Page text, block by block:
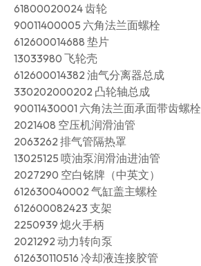
61800020024 齿轮
90011400005 六角法兰面螺栓
612600014688 垫片
13033980 飞轮壳
612600014382 油气分离器总成
330202000202 凸轮轴总成
90011430001 六角法兰面承面带齿螺栓
2021408 空压机润滑油管
2063262 排气管隔热罩
13025125 喷油泵润滑油进油管
2027290 空白铭牌（中英文）
612630040002 气缸盖主螺栓
612600082423 支架
2250939 熄火手柄
2021292 动力转向泵
612630110516 冷却液连接胶管